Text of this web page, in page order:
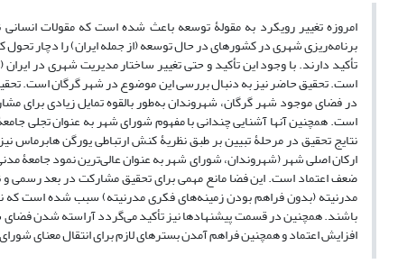
امروزه تغییر رویکرد به مقولۀ توسعه باعث شده است که مقولات
برنامه‌ریزی شهری در کشورهای در حال توسعه (از جمله ایران) را دچار
تأکید دارند. با وجود این تأکید و حتی تغییر ساختار مدیریت شهری در
است. تحقیق حاضر نیز به دنبال بررسی این موضوع در شهر گرگان است.
در فضای موجود شهر گرگان، شهروندان به‌طور بالقوه تمایل زیادی برای
است. همچنین آنها آشنایی چندانی با مفهوم شورای شهر به عنوان تجلی
نتایج تحقیق در مرحلۀ تبیین بر طبق نظریۀ کنش ارتباطی یورگن
ارکان اصلی شهر (شهروندان، شورای شهر به عنوان عالی‌ترین نمود جامعۀ
ضعف اعتماد است. این فضا مانع مهمی برای تحقیق مشارکت در بعد رسمی
مدرنیته (بدون فراهم بودن زمینه‌های فکری مدرنیته) سبب شده است که
باشند. همچنین در قسمت پیشنهادها نیز تأکید می‌گردد آراسته شدن فضای
افزایش اعتماد و همچنین فراهم آمدن بسترهای لازم برای انتقال معنای